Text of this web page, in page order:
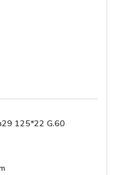
125*22 G.60